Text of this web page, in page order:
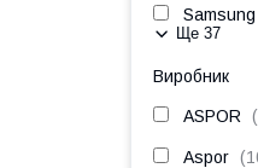
Ще 37
Виробник
ASPOR
Aspor